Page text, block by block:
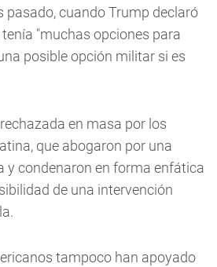
pasado, cuando Trump declaró
"muchas opciones para
posible opción militar si es
en masa por los
que abogaron por una
y condenaron en forma enfática
de una intervención
tampoco han apoyado